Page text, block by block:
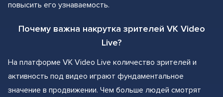
повысить его узнаваемость.
Почему важна накрутка зрителей VK Video
Live?
На платформе VK Video Live количество зрителей и
активность под видео играют фундаментальное
значение в продвижении. Чем больше людей смотрят